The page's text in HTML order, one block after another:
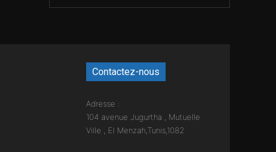
Contactez-nous
Adresse :
104 avenue Jugurtha , Mutuelle
Ville , El Menzah,Tunis,1082